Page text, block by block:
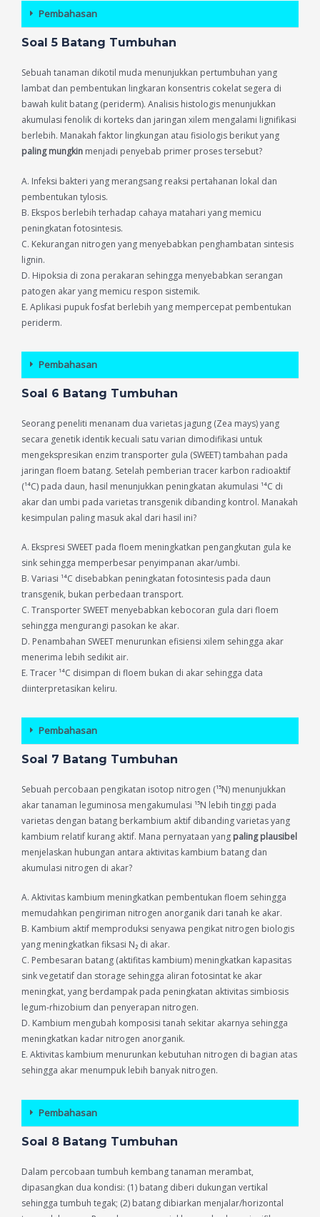
Pembahasan
Soal 5 Batang Tumbuhan
Sebuah tanaman dikotil muda menunjukkan pertumbuhan yang
lambat dan pembentukan lingkaran konsentris cokelat segera di
bawah kulit batang (periderm). Analisis histologis menunjukkan
akumulasi fenolik di korteks dan jaringan xilem mengalami lignifikasi
berlebih. Manakah faktor lingkungan atau fisiologis berikut yang
paling mungkin menjadi penyebab primer proses tersebut?
A. Infeksi bakteri yang merangsang reaksi pertahanan lokal dan
pembentukan tylosis.
B. Ekspos berlebih terhadap cahaya matahari yang memicu
peningkatan fotosintesis.
C. Kekurangan nitrogen yang menyebabkan penghambatan sintesis
lignin.
D. Hipoksia di zona perakaran sehingga menyebabkan serangan
patogen akar yang memicu respon sistemik.
E. Aplikasi pupuk fosfat berlebih yang mempercepat pembentukan
periderm.
Pembahasan
Soal 6 Batang Tumbuhan
Seorang peneliti menanam dua varietas jagung (Zea mays) yang
secara genetik identik kecuali satu varian dimodifikasi untuk
mengekspresikan enzim transporter gula (SWEET) tambahan pada
jaringan floem batang. Setelah pemberian tracer karbon radioaktif
(¹⁴C) pada daun, hasil menunjukkan peningkatan akumulasi ¹⁴C di
akar dan umbi pada varietas transgenik dibanding kontrol. Manakah
kesimpulan paling masuk akal dari hasil ini?
A. Ekspresi SWEET pada floem meningkatkan pengangkutan gula ke
sink sehingga memperbesar penyimpanan akar/umbi.
B. Variasi ¹⁴C disebabkan peningkatan fotosintesis pada daun
transgenik, bukan perbedaan transport.
C. Transporter SWEET menyebabkan kebocoran gula dari floem
sehingga mengurangi pasokan ke akar.
D. Penambahan SWEET menurunkan efisiensi xilem sehingga akar
menerima lebih sedikit air.
E. Tracer ¹⁴C disimpan di floem bukan di akar sehingga data
diinterpretasikan keliru.
Pembahasan
Soal 7 Batang Tumbuhan
Sebuah percobaan pengikatan isotop nitrogen (¹⁵N) menunjukkan
akar tanaman leguminosa mengakumulasi ¹⁵N lebih tinggi pada
varietas dengan batang berkambium aktif dibanding varietas yang
kambium relatif kurang aktif. Mana pernyataan yang paling plausibel
menjelaskan hubungan antara aktivitas kambium batang dan
akumulasi nitrogen di akar?
A. Aktivitas kambium meningkatkan pembentukan floem sehingga
memudahkan pengiriman nitrogen anorganik dari tanah ke akar.
B. Kambium aktif memproduksi senyawa pengikat nitrogen biologis
yang meningkatkan fiksasi N₂ di akar.
C. Pembesaran batang (aktifitas kambium) meningkatkan kapasitas
sink vegetatif dan storage sehingga aliran fotosintat ke akar
meningkat, yang berdampak pada peningkatan aktivitas simbiosis
legum-rhizobium dan penyerapan nitrogen.
D. Kambium mengubah komposisi tanah sekitar akarnya sehingga
meningkatkan kadar nitrogen anorganik.
E. Aktivitas kambium menurunkan kebutuhan nitrogen di bagian atas
sehingga akar menumpuk lebih banyak nitrogen.
Pembahasan
Soal 8 Batang Tumbuhan
Dalam percobaan tumbuh kembang tanaman merambat,
dipasangkan dua kondisi: (1) batang diberi dukungan vertikal
sehingga tumbuh tegak; (2) batang dibiarkan menjalar/horizontal